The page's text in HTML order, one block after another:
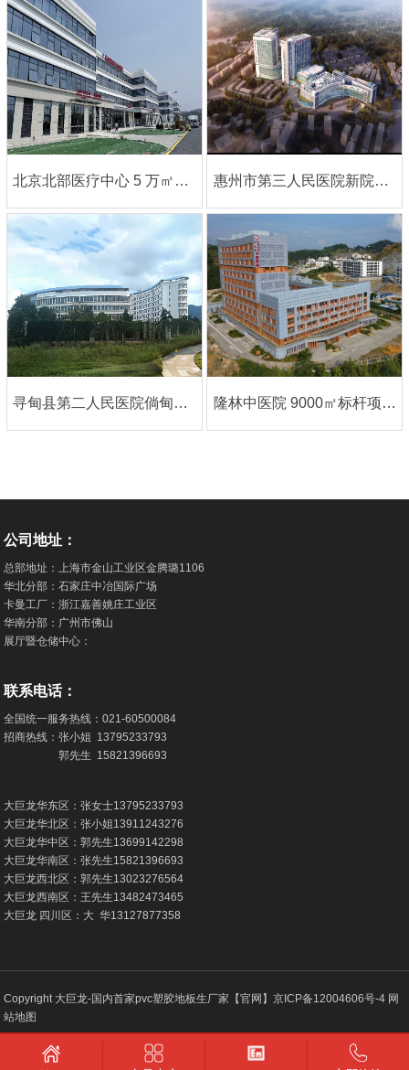
北京北部医疗中心 5 万㎡旗舰项目｜大巨龙医用同质透心地板铸就高端医疗标杆 惠州市第三人民医院新院｜中英双语案例
寻甸县第二人民医院倘甸分院｜中英双语案例 隆林中医院 9000㎡标杆项目，大巨龙塑胶地板成县域医疗选材范本
公司地址：
总部地址：上海市金山工业区金腾璐1106
华北分部：石家庄中冶国际广场
卡曼工厂：浙江嘉善姚庄工业区
华南分部：广州市佛山
展厅暨仓储中心：
联系电话：
全国统一服务热线：021-60500084
招商热线：张小姐 13795233793
郭先生 15821396693
大巨龙华东区：张女士13795233793
大巨龙华北区：张小姐 13911243276
大巨龙华中区：郭先生13699142298
大巨龙华南区：张先生15821396693
大巨龙西北区：郭先生13023276564
大巨龙西南区：王先生13482473465
大巨龙 四川区：大 华13127877358
Copyright 大巨龙-国内首家pvc塑胶地板生厂家【官网】京ICP备12004606号-4 网
站地图